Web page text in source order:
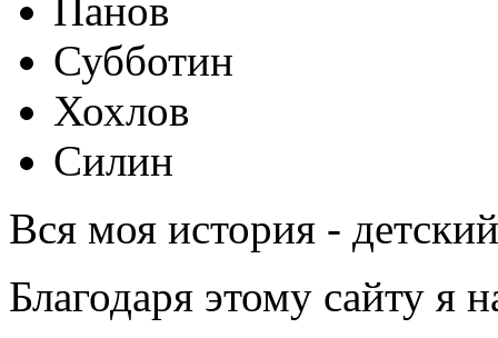
Панов
Субботин
Хохлов
Силин
Вся моя история -
Благодаря этому сайту я